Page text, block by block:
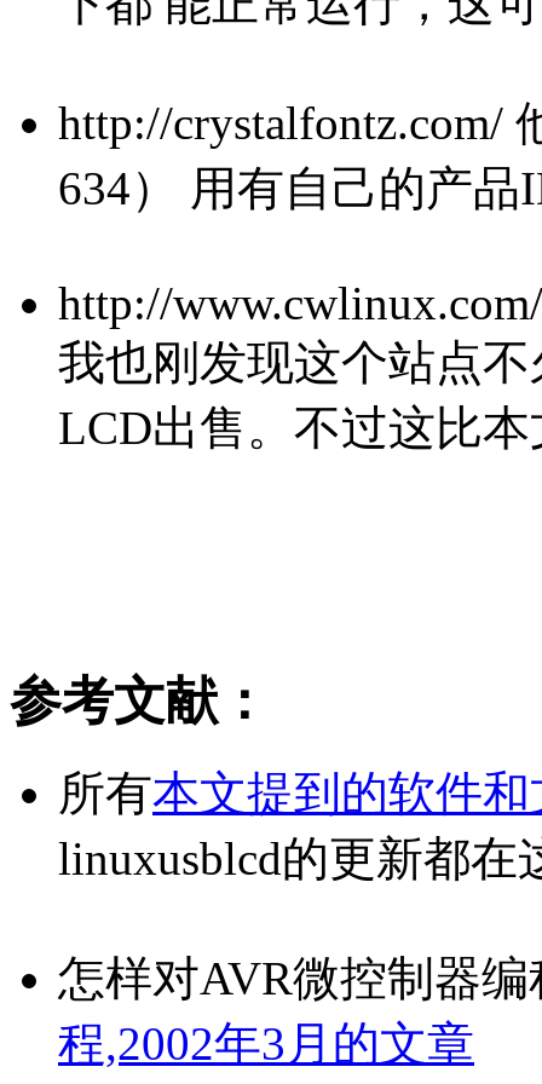
http://crystalfontz.com/
634） 用有自己的产品
http://
我也刚发现这个站点
LCD出售。不过这比
参考文献：
所有本文提到的软件和
linuxusblcd的更新都在
怎样对AVR微控制器编
程,2002年3月的文章